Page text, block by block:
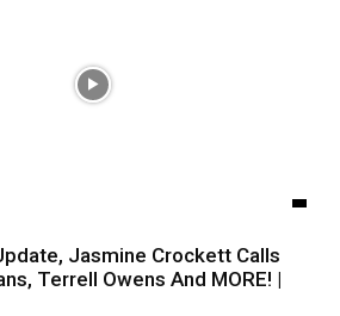
Jasmine Crockett Calls
Terrell Owens And MORE! |